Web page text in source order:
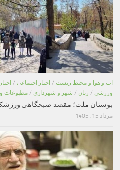
اب و هوا و محیط زیست / اخبار اجتماعی /
ورزشی / زنان / شهر و شهرداری / مطبوعات و
بوستان ملت؛ مقصد صبحگاهی
مرداد 15, 1405